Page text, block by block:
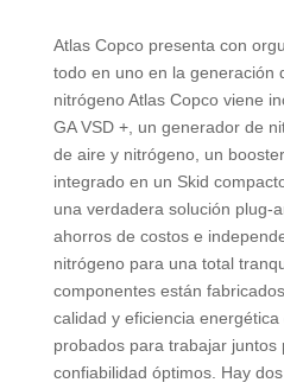
Atlas Copco presenta con
todo en uno en la generación
nitrógeno Atlas Copco viene
GA VSD +, un generador de
de aire y nitrógeno, un
integrado en un Skid
una verdadera solución plug-
ahorros de costos e
nitrógeno para una total
componentes están
calidad y eficiencia
probados para trabajar juntos
confiabilidad óptimos. Hay